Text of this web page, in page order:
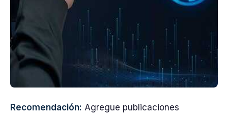
Recomendación: Agregue publicaciones